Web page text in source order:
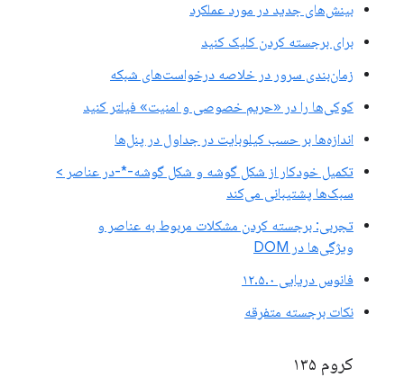
بینش‌های جدید در مورد عملکرد
برای برجسته کردن کلیک کنید
زمان‌بندی سرور در خلاصه درخواست‌های شبکه
کوکی‌ها را در «حریم خصوصی و امنیت» فیلتر کنید
اندازه‌ها بر حسب کیلوبایت در جداول در پنل‌ها
تکمیل خودکار از شکل گوشه و شکل گوشه-*-در عناصر >
سبک‌ها پشتیبانی می‌کند
تجربی: برجسته کردن مشکلات مربوط به عناصر و
ویژگی‌ها در DOM
فانوس دریایی ۱۲.۵.۰
نکات برجسته متفرقه
کروم ۱۳۵